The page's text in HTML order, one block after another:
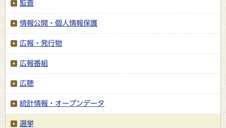
監査
情報公開・個人情報保護
広報・発行物
広報番組
広聴
統計情報・オープンデータ
選挙